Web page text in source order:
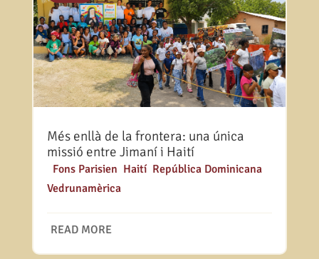
Més enllà de la frontera: una única
missió entre Jimaní i Haití
Fons Parisien Haití, República Dominicana,
Vedrunamèrica
READ MORE